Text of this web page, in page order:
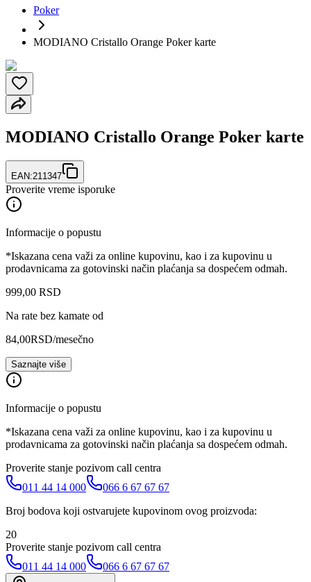
Poker
MODIANO Cristallo Orange Poker karte
MODIANO Cristallo Orange Poker karte
EAN:211347
Proverite vreme isporuke
Informacije o popustu
*Iskazana cena važi za online kupovinu, kao i za kupovinu u
prodavnicama za gotovinski način plaćanja sa dospećem odmah.
999,00 RSD
Na rate bez kamate od
84,00RSD/mesečno
Saznajte više
Informacije o popustu
*Iskazana cena važi za online kupovinu, kao i za kupovinu u
prodavnicama za gotovinski način plaćanja sa dospećem odmah.
Proverite stanje pozivom call centra
011 44 14 000
066 6 67 67 67
Broj bodova koji ostvarujete kupovinom ovog proizvoda:
20
Proverite stanje pozivom call centra
011 44 14 000
066 6 67 67 67